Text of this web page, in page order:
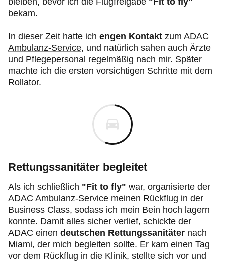
bekam.
In dieser Zeit hatte ich engen Kontakt zum ADAC
Ambulanz-Service, und natürlich sahen auch Ärzte
und Pflegepersonal regelmäßig nach mir. Später
machte ich die ersten vorsichtigen Schritte mit dem
Rollator.
Rettungssanitäter begleitet
Als ich schließlich "Fit to fly" war, organisierte der
ADAC Ambulanz-Service meinen Rückflug in der
Business Class, sodass ich mein Bein hoch lagern
konnte. Damit alles sicher verlief, schickte der
ADAC einen deutschen Rettungssanitäter nach
Miami, der mich begleiten sollte. Er kam einen Tag
vor dem Rückflug in die Klinik, stellte sich vor und